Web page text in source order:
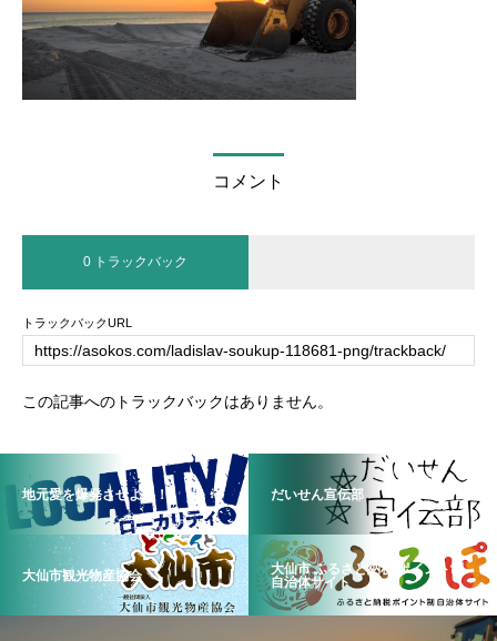
コメント
0 トラックバック
トラックバックURL
この記事へのトラックバックはありません。
地元愛を爆発させよう！ だいせん宣伝部
大仙市観光物産協会
大仙市 ふるさと納税 ポイント制
自治体サイト